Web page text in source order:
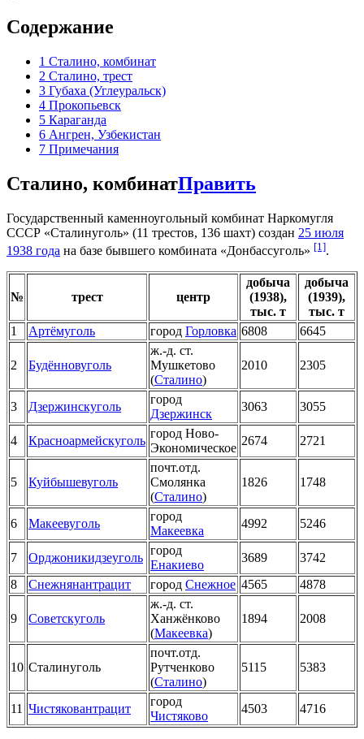
Содержание
1 Сталино, комбинат
2 Сталино, трест
3 Губаха (Углеуральск)
4 Прокопьевск
5 Караганда
6 Ангрен, Узбекистан
7 Примечания
Сталино, комбинатПравить
Государственный каменноугольный комбинат Наркомугля
СССР «Сталинуголь» (11 трестов, 136 шахт) создан 25 июля
1938 года на базе бывшего комбината «Донбассуголь» [1].
№ трест центр
добыча
(1938),
тыс. т
добыча
(1939),
тыс. т
1
Артёмуголь город Горловка 6808 6645
2 Будённовуголь
ж.-д. ст.
Мушкетово
(Сталино)
2010 2305
3 Дзержинскуголь
город
Дзержинск
3063 3055
4 Красноармейскуголь
город Ново-
Экономическое
2674 2721
5 Куйбышевуголь
почт.отд.
Смолянка
(Сталино)
1826 1748
6 Макеевуголь
город
Макеевка
4992 5246
7 Орджоникидзеуголь
город
Енакиево
3689
3742
8
Снежнянантрацит город Снежное 4565 4878
9 Советскуголь
ж.-д. ст.
Ханжёнково
(Макеевка)
1894 2008
10 Сталинуголь
почт.отд.
Рутченково
(Сталино)
5115 5383
11 Чистяковантрацит
город
Чистяково
4503 4716